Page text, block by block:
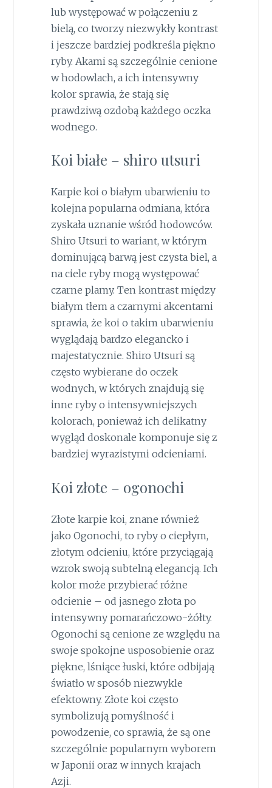
lub występować w połączeniu z
bielą, co tworzy niezwykły kontrast
i jeszcze bardziej podkreśla piękno
ryby. Akami są szczególnie cenione
w hodowlach, a ich intensywny
kolor sprawia, że stają się
prawdziwą ozdobą każdego oczka
wodnego.
Koi białe – shiro utsuri
Karpie koi o białym ubarwieniu to
kolejna popularna odmiana, która
zyskała uznanie wśród hodowców.
Shiro Utsuri to wariant, w którym
dominującą barwą jest czysta biel, a
na ciele ryby mogą występować
czarne plamy. Ten kontrast między
białym tłem a czarnymi akcentami
sprawia, że koi o takim ubarwieniu
wyglądają bardzo elegancko i
majestatycznie. Shiro Utsuri są
często wybierane do oczek
wodnych, w których znajdują się
inne ryby o intensywniejszych
kolorach, ponieważ ich delikatny
wygląd doskonale komponuje się z
bardziej wyrazistymi odcieniami.
Koi złote – ogonochi
Złote karpie koi, znane również
jako Ogonochi, to ryby o ciepłym,
złotym odcieniu, które przyciągają
wzrok swoją subtelną elegancją. Ich
kolor może przybierać różne
odcienie – od jasnego złota po
intensywny pomarańczowo-żółty.
Ogonochi są cenione ze względu na
swoje spokojne usposobienie oraz
piękne, lśniące łuski, które odbijają
światło w sposób niezwykle
efektowny. Złote koi często
symbolizują pomyślność i
powodzenie, co sprawia, że są one
szczególnie popularnym wyborem
w Japonii oraz w innych krajach
Azji.